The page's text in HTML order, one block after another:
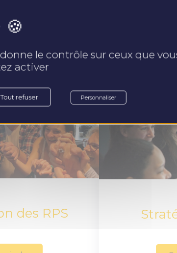
des RPS
le contrôle sur ceux que
activer
Tout refuser Personnaliser